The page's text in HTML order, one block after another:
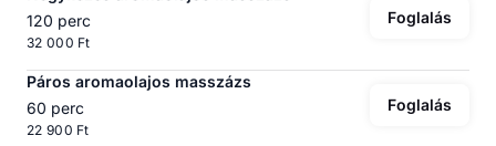
120 perc
32 000 Ft
Foglalás
Páros aromaolajos masszázs
60 perc
22 900 Ft
Foglalás